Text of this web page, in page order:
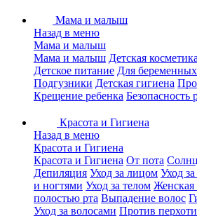
Мама и малыш
Назад в меню
Мама и малыш
Мама и малыш Детская косметика
Детское питание Для
Подгузники Детская гигиена
Крещение ребенка Безопасность
Красота и Гигиена
Назад в меню
Красота и Гигиена
Красота и Гигиена От пота
Депиляция Уход за лицом Уход
и ногтями Уход за телом Женская
полостью рта Выпадение волос
Уход за волосами Против перхоти